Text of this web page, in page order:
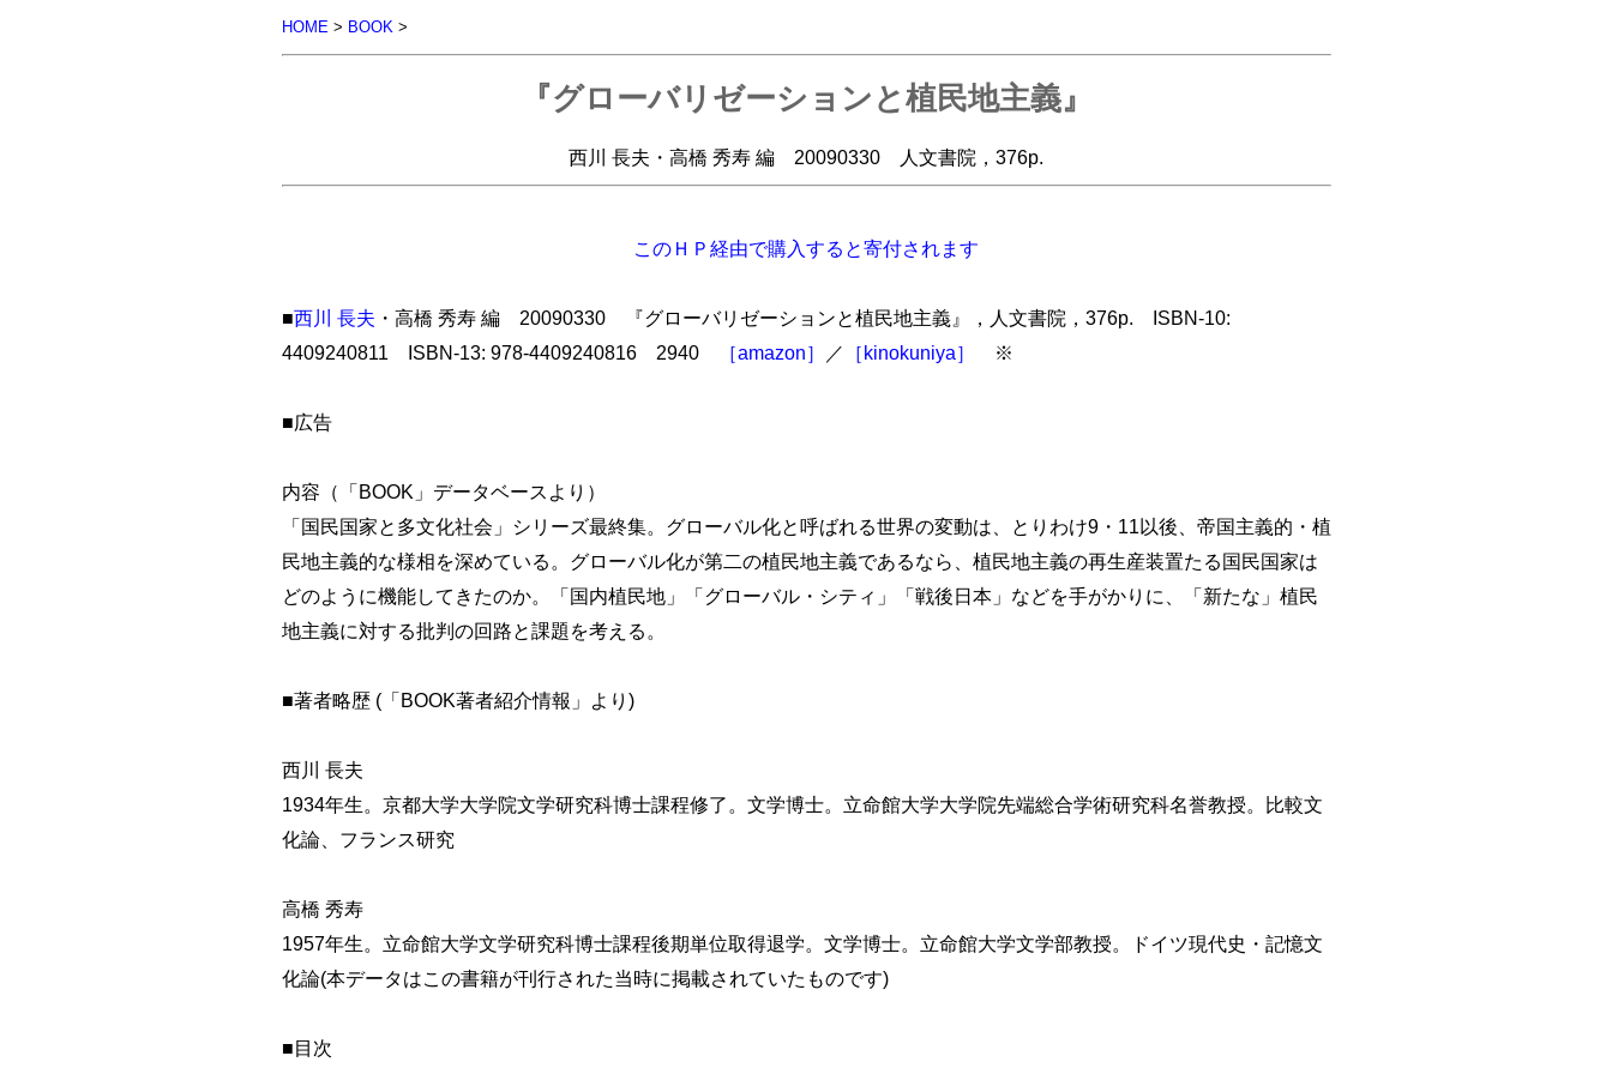
HOME> BOOK>
『グローバリゼーションと植民地主義』
西川 長夫・高橋 秀寿 編 20090330 人文書院，376p.
このＨＰ経由で購入すると寄付されます
■西川 長夫 ・高橋 秀寿 編 20090330 『グローバリゼーションと植民地主義』，人文書院，376p. ISBN-10:
4409240811 ISBN-13: 978-4409240816 2940
［amazon］ ／ ［kinokuniya］ ※
■広告
内容（「BOOK」データベースより）
「国民国家と多文化社会」シリーズ最終集。グローバル化と呼ばれる世界の変動は、とりわけ9・11以後、帝国主義的・植
民地主義的な様相を深めている。グローバル化が第二の植民地主義であるなら、植民地主義の再生産装置たる国民国家は
どのように機能してきたのか。「国内植民地」「グローバル・シティ」「戦後日本」などを手がかりに、「新たな」植民
地主義に対する批判の回路と課題を考える。
■著者略歴 (「BOOK著者紹介情報」より)
西川 長夫
1934年生。京都大学大学院文学研究科博士課程修了。文学博士。立命館大学大学院先端総合学術研究科名誉教授。比較文
化論、フランス研究
高橋 秀寿
1957年生。立命館大学文学研究科博士課程後期単位取得退学。文学博士。立命館大学文学部教授。ドイツ現代史・記憶文
化論(本データはこの書籍が刊行された当時に掲載されていたものです)
■目次